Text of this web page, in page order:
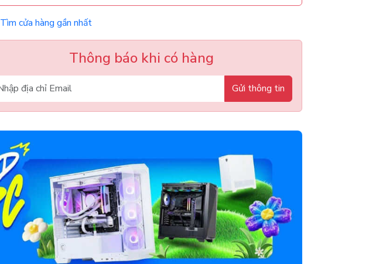
Tìm cửa hàng gần nhất
Thông báo khi có hàng
Gửi thông tin